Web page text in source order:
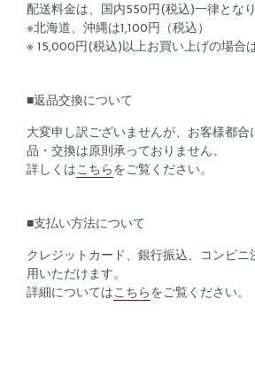
配送料金は、国内550円(税込)一律となり
※北海道、沖縄は1,100円（税込）
※ 15,000円(税込)以上お買い上げの場合
■返品交換について
大変申し訳ございませんが、お客様都合
品・交換は原則承っておりません。
詳しくはこちら をご覧ください。
■支払い方法について
クレジットカード、銀行振込、コンビニ
用いただけます。
詳細についてはこちら をご覧ください。